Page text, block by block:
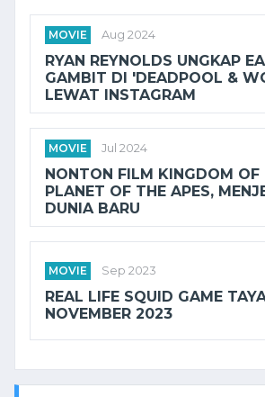
MOVIE Aug 2024
RYAN REYNOLDS UNGKAP
GAMBIT DI 'DEADPOOL &
LEWAT INSTAGRAM
MOVIE Jul 2024
NONTON FILM KINGDOM OF
PLANET OF THE APES,
DUNIA BARU
MOVIE Sep 2023
REAL LIFE SQUID GAME
NOVEMBER 2023